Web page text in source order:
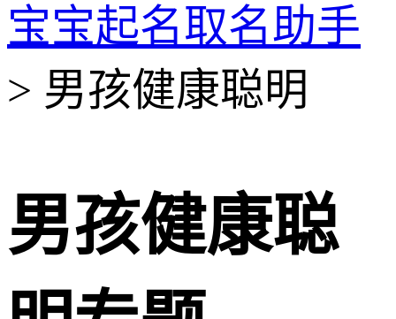
宝宝起名取名助手
> 男孩健康聪明
男孩健康聪